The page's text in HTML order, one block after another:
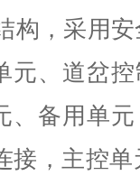
构，采用
元、道岔
、备用单
接，主控